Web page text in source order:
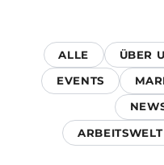
ALLE ÜBER
EVENTS